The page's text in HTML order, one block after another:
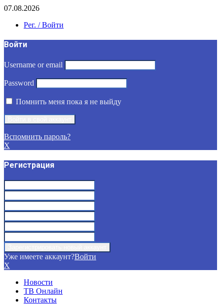
07.08.2026
Рег. / Войти
Войти
Username or email
Password
Помнить меня пока я не выйду
Вспомнить пароль?
X
Регистрация
Уже имеете аккаунт?Войти
X
Новости
ТВ Онлайн
Контакты